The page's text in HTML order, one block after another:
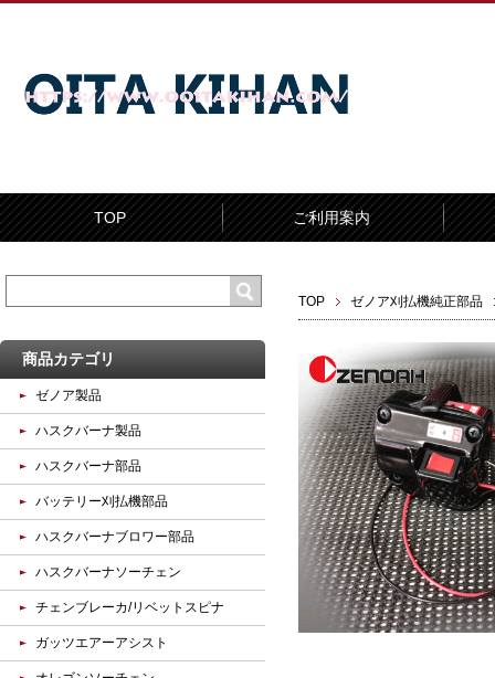
TOP ご利用案内
TOP ゼノア刈払機純正部品
商品カテゴリ
ゼノア製品
ハスクバーナ製品
ハスクバーナ部品
バッテリー刈払機部品
ハスクバーナブロワー部品
ハスクバーナソーチェン
チェンブレーカ/リベットスピナ
ガッツエアーアシスト